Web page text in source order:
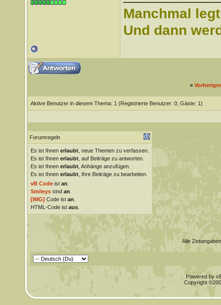
Manchmal
Und dann
«
Aktive Benutzer in diesem Thema: 1 (Registrierte Benutzer: 0, Gäste: 1)
Forumregeln
Es ist Ihnen erlaubt, neue Themen zu verfassen.
Es ist Ihnen erlaubt, auf Beiträge zu antworten.
Es ist Ihnen erlaubt, Anhänge anzufügen.
Es ist Ihnen erlaubt, Ihre Beiträge zu bearbeiten.
vB Codeist an
Smileyssind an
[IMG] Code ist an
HTML-Code ist aus.
Alle
Powered by
Copyright